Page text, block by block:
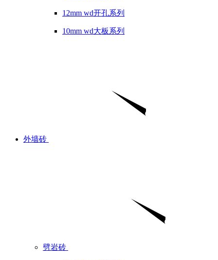
12mm wd开孔系列
10mm wd大板系列
外墙砖
劈岩砖